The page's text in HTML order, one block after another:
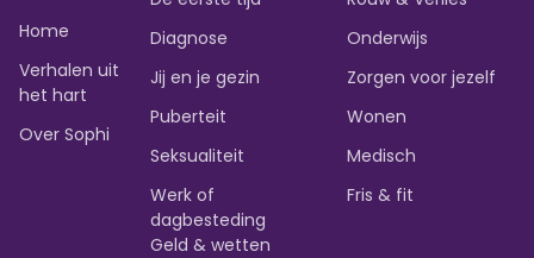
Home
Verhalen uit
het hart
Over Sophi
Diagnose
Jij en je gezin
Puberteit
Seksualiteit
Werk of
dagbesteding
Onderwijs
Zorgen voor jezelf
Wonen
Medisch
Fris & fit
Geld & wetten